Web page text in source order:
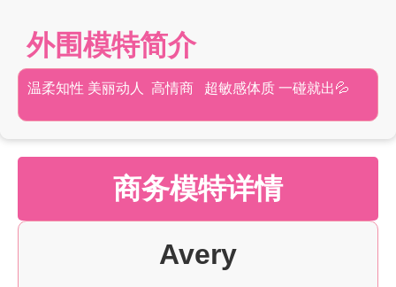
外围模特简介
温柔知性 美丽动人 高情商 超敏感体质 一碰就出💦
商务模特详情
Avery